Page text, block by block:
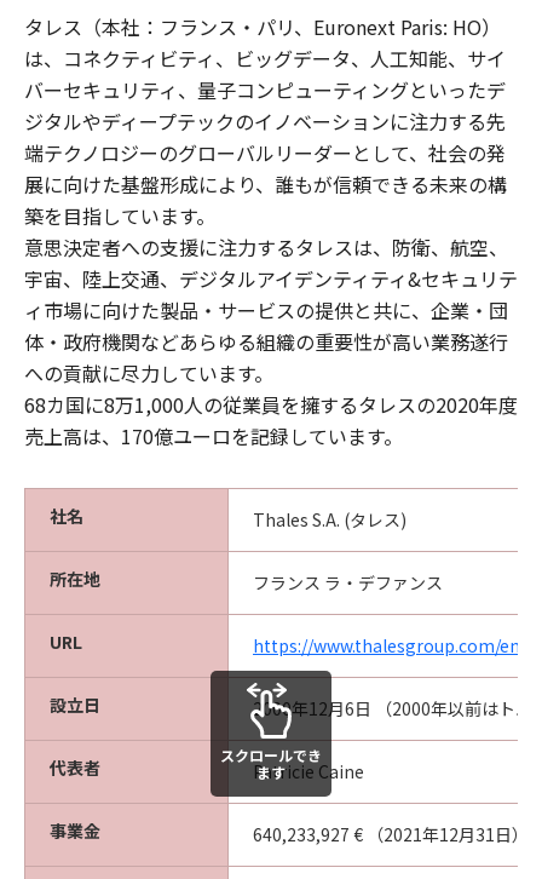
タレス（本社：フランス・パリ、Euronext Paris: HO）
は、コネクティビティ、ビッグデータ、人工知能、サイ
バーセキュリティ、量子コンピューティングといったデ
ジタルやディープテックのイノベーションに注力する先
端テクノロジーのグローバルリーダーとして、社会の発
展に向けた基盤形成により、誰もが信頼できる未来の構
築を目指しています。
意思決定者への支援に注力するタレスは、防衛、航空、
宇宙、陸上交通、デジタルアイデンティティ&セキュリテ
ィ市場に向けた製品・サービスの提供と共に、企業・団
体・政府機関などあらゆる組織の重要性が高い業務遂行
への貢献に尽力しています。
68カ国に8万1,000人の従業員を擁するタレスの2020年度
売上高は、170億ユーロを記録しています。
社名 Thales S.A. (タレス)
所在地 フランス ラ・デファンス
URL https://www.thalesgroup.com/en
設立日 2000年12月6日 （2000年以前はトム
代表者 Patricie Caine
事業金 640,233,927 € （2021年12月31日）
スクロールでき
ます